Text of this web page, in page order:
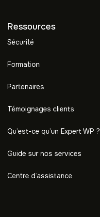
Ressources
Sécurité
Formation
Partenaires
Témoignages clients
Qu’est-ce qu’un Expert WP ?
Guide sur nos services
Centre d’assistance